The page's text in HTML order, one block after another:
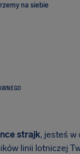
na siebie
strajk, jesteś w
linii lotniczej